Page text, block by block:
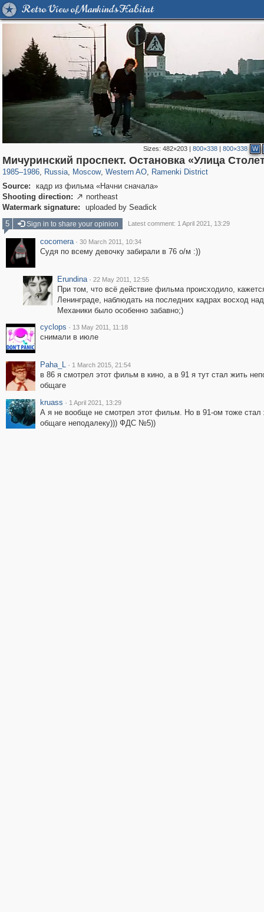
Retro View of Mankind's Habitat
Sizes:482×203 |800×338 |800×338 W
Мичуринский проспект. Остановка «Улица
1985–1986, Russia
1,405,779 29,243
, Moscow
319,716 8,286
, Western AO
27,128 310
, Ramenki District
5,674 64
Source:
кадр из фильма «Начни сначала»
Shooting direction:  northeast
Watermark signature:
uploaded by Seadick
5
Sign in to share your opinion Latest comment: 1 April 2021, 13:29
cocomera · 30 March 2011, 10:34
Судя по всему девочку забирали в 76 о/м :))
Erundina · 22 May 2011, 12:55
При том, что всё действие фильма происходило,
Ленинграде, наблюдать на последних кадрах восход
Механики было особенно забавно;)
cyclops · 13 May 2011, 11:18
снимали в июле
Paha_L · 1 March 2015, 21:54
в 86 я смотрел этот фильм в кино, а в 91 я тут стал жить
общаге
kruass · 1 April 2021, 13:29
А я не вообще не смотрел этот фильм. Но в 91-ом тоже стал
общаге неподалеку))) ФДС №5))